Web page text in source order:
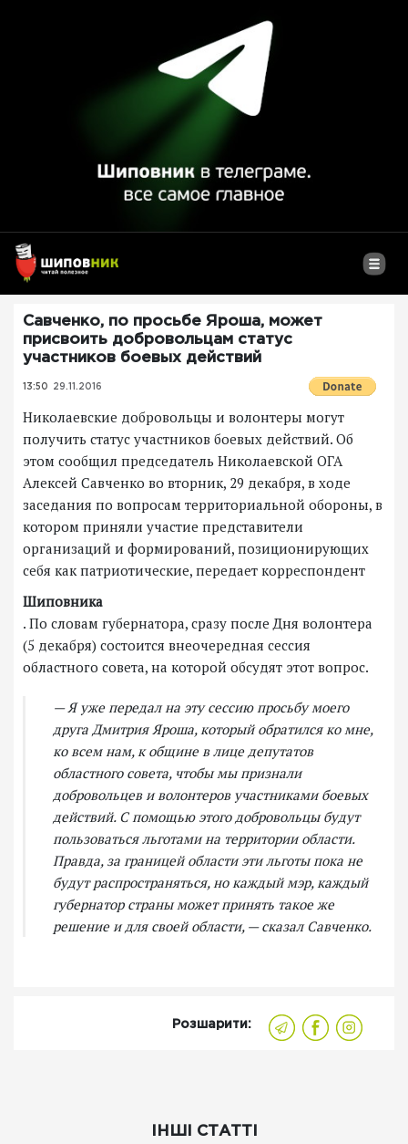
Савченко, по просьбе Яроша, может
присвоить добровольцам статус
участников боевых действий
13:50 29.11.2016
Николаевские добровольцы и волонтеры могут
получить статус участников боевых действий. Об
этом сообщил председатель Николаевской ОГА
Алексей Савченко во вторник, 29 декабря, в ходе
заседания по вопросам территориальной обороны, в
котором приняли участие представители
организаций и формирований, позиционирующих
себя как патриотические, передает корреспондент
Шиповника
. По словам губернатора, сразу после Дня волонтера
(5 декабря) состоится внеочередная сессия
областного совета, на которой обсудят этот вопрос.
— Я уже передал на эту сессию просьбу моего
друга Дмитрия Яроша, который обратился ко мне,
ко всем нам, к общине в лице депутатов
областного совета, чтобы мы признали
добровольцев и волонтеров участниками боевых
действий. С помощью этого добровольцы будут
пользоваться льготами на территории области.
Правда, за границей области эти льготы пока не
будут распространяться, но каждый мэр, каждый
губернатор страны может принять такое же
решение и для своей области, — сказал Савченко.
Розшарити:
ІНШІ СТАТТІ